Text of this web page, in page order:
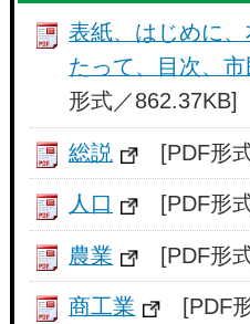
表紙、はじめに
たって、目次、
形式／862.37KB]
総説 [PDF形
人口 [PDF形
農業 [PDF形
商工業 [PDF